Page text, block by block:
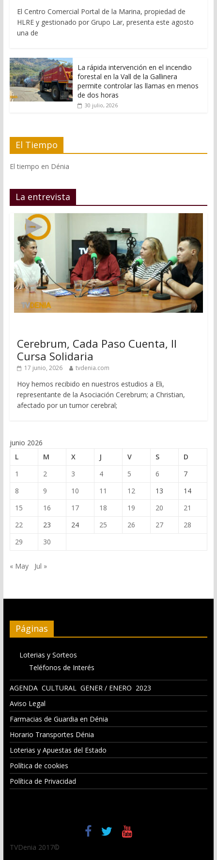
El Centro Comercial Portal de la Marina, propiedad de
HLRE y gestionado por Grupo Lar, presenta este agosto
una de
La rápida intervención en el incendio
forestal en la Vall de la Gallinera
permite controlar las llamas en menos
de dos horas
30 julio, 2026
El Tiempo
El tiempo en Dénia
La entrevista
Cerebrum, Cada Paso Cuenta, II
Cursa Solidaria
17 junio, 2026 tvdenia.com
Hoy hemos recibido en nuestros estudios a Eli,
representante de la Asociación Cerebrum; a Christian,
afectado por un tumor cerebral;
junio 2026
L
M X J V S
D
1
2 3 4 5 6
7
8
9 10 11 12 13
14
15
16 17 18 19 20
21
22
23 24 25 26 27
28
29
30
« May Jul »
Páginas
Loterias y Sorteos
Teléfonos de Interés
AGENDA CULTURAL GENER / ENERO 2023
Aviso Legal
Farmacias de Guardia en Dénia
Horario Transportes Dénia
Loterias y Apuestas del Estado
Política de cookies
Política de Privacidad
TVDenia 2017©